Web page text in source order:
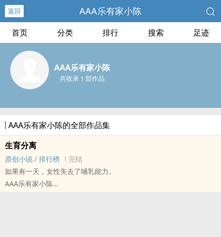
返回 AAA乐有家小陈
首页 分类 排行 搜索 足迹
AAA乐有家小陈
共收录 1 部作品
AAA乐有家小陈的全部作品集
生育分离
原创小说 / 排行榜
完结
如果有一天，女性失去了哺乳能力。
AAA乐有家小陈